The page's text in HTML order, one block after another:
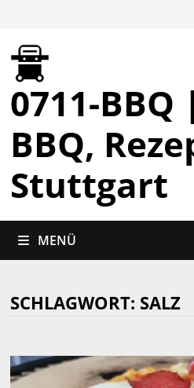
Inhalt
0711-
BBQ,
Stuttgart
MENÜ
SCHLAGWORT: SALZ